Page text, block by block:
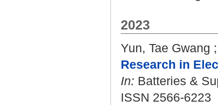
2023
Yun, Tae Gwang
Research in
In: Batteries &
ISSN 2566-6223